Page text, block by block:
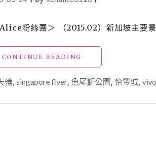
粉絲團＞ （2015.02）新加坡主要
CONTINUE READING
新
加
坡
輪, singapore flyer, 魚尾獅公園, 怡豐城,